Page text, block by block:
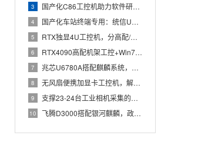
3 国产化C86工控机助力软件研发：从需求分析到落地部署
4 国产化车站终端专用：统信UOS兆芯八核嵌入式轨交工控机落地方
5 RTX独显4U工控机，分高配/低配适配无人机作业全场景
6 RTX4090高配机架工控+Win7加固笔记本，航空测控硬件
7 兆芯U6780A搭配麒麟系统，国产化工控机赋能航站楼航显调度
8 无风扇便携加显卡工控机，解决户外高波特率串口采集难题
9 支撑23-24台工业相机采集的高配置工控机解决方案推荐
10 飞腾D3000搭配银河麒麟，政务办公国产飞腾工控机落地方案